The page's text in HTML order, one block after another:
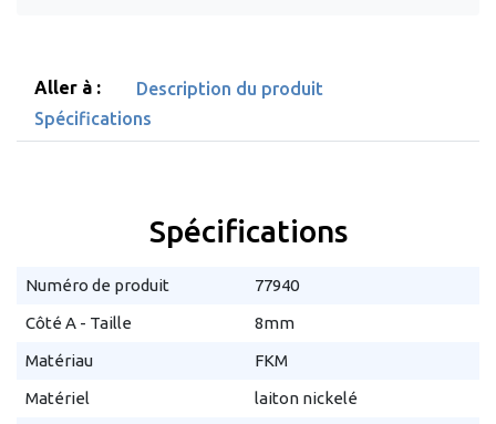
Aller à :
Description du produit
Spécifications
Spécifications
Numéro de produit
77940
Côté A - Taille
8mm
Matériau
FKM
Matériel
laiton nickelé